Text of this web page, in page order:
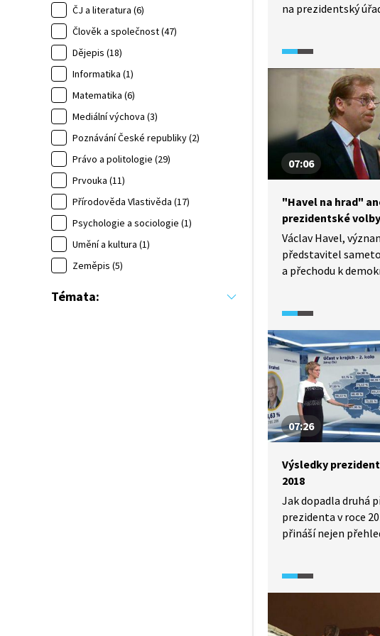
ČJ a literatura (6)
Člověk a společnost (47)
Dějepis (18)
Informatika (1)
Matematika (6)
Mediální výchova (3)
Poznávání České republiky (2)
Právo a politologie (29)
Prvouka (11)
Přírodověda Vlastivěda (17)
Psychologie a sociologie (1)
Umění a kultura (1)
Zeměpis (5)
Témata:
na prezidentský
snadná, jak se může
07:06
"Havel na hrad"
prezidentské volby
Václav Havel,
představitel
a přechodu k
stručně seznamuje
prezidentského
krátce po zvolení
ještě poslanci
v letech 1989, 1990,
07:26
Výsledky
2018
Jak dopadla druhá
prezidenta v roce
přináší nejen
také autentické
krátce po sečtení
Augustová
a grafy, které